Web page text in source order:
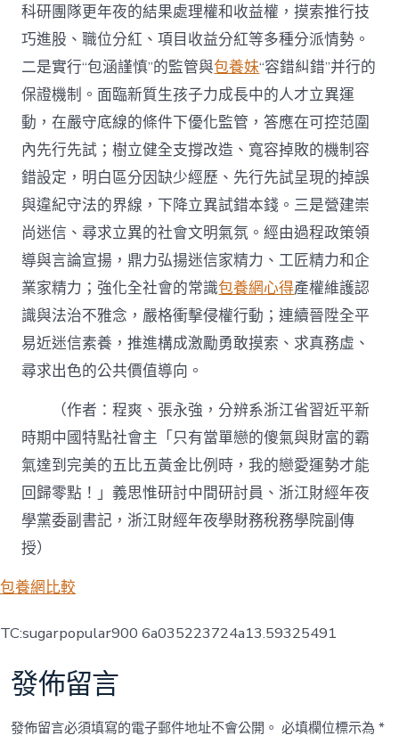
科研團隊更年夜的結果處理權和收益權，摸索推行技
巧進股、職位分紅、項目收益分紅等多種分派情勢。
二是實行“包涵謹慎”的監管與包養妹“容錯糾錯”并行的
保證機制。面臨新質生孩子力成長中的人才立異運
動，在嚴守底線的條件下優化監管，答應在可控范圍
內先行先試；樹立健全支撐改造、寬容掉敗的機制容
錯設定，明白區分因缺少經歷、先行先試呈現的掉誤
與違紀守法的界線，下降立異試錯本錢。三是營建崇
尚迷信、尋求立異的社會文明氣氛。經由過程政策領
導與言論宣揚，鼎力弘揚迷信家精力、工匠精力和企
業家精力；強化全社會的常識包養網心得產權維護認
識與法治不雅念，嚴格衝擊侵權行動；連續晉陞全平
易近迷信素養，推進構成激勵勇敢摸索、求真務虛、
尋求出色的公共價值導向。
（作者：程爽、張永強，分辨系浙江省習近平新
時期中國特點社會主「只有當單戀的傻氣與財富的霸
氣達到完美的五比五黃金比例時，我的戀愛運勢才能
回歸零點！」義思惟研討中間研討員、浙江財經年夜
學黨委副書記，浙江財經年夜學財務稅務學院副傳
授）
包養網比較
TC:sugarpopular900 6a035223724a13.59325491
發佈留言
發佈留言必須填寫的電子郵件地址不會公開。 必填欄位標示為*